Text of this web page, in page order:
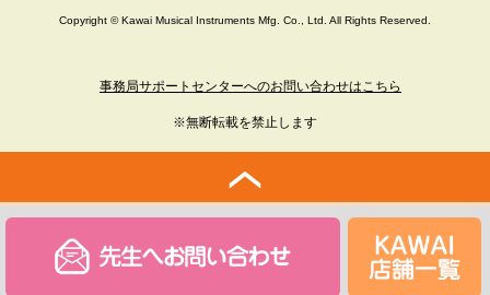
Copyright © Kawai Musical Instruments Mfg. Co., Ltd. All Rights Reserved.
事務局サポートセンターへのお問い合わせはこちら
※無断転載を禁止します